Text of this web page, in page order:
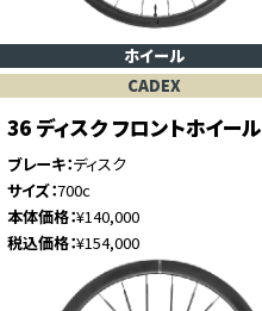
ホイール
CADEX
36 ディスク フロントホイール
ブレーキ ディスク
サイズ 700c
本体価格 ¥140,000
税込価格 ¥154,000